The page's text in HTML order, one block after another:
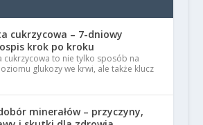
cukrzycowa – 7-dniowy
krok po kroku
cukrzycowa to nie tylko sposób na
glukozy we krwi, ale także klucz
minerałów – przyczyny,